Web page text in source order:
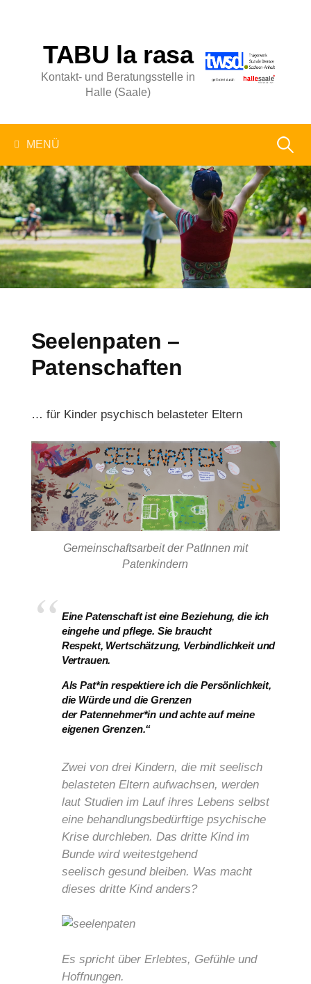
TABU la rasa
Kontakt- und Beratungsstelle in
Halle (Saale)
MENÜ Suchen
nach:
Seelenpaten –
Patenschaften
… für Kinder psychisch belasteter Eltern
Gemeinschaftsarbeit der PatInnen mit
Patenkindern
Eine Patenschaft ist eine Beziehung, die ich
eingehe und pflege. Sie braucht
Respekt, Wertschätzung, Verbindlichkeit und
Vertrauen.
Als Pat*in respektiere ich die Persönlichkeit,
die Würde und die Grenzen
derPatennehmer*in und achte auf meine
eigenen Grenzen.“
Zwei von drei Kindern, die mit seelisch
belasteten Eltern aufwachsen, werden
laut Studien im Lauf ihres Lebens selbst
eine behandlungsbedürftige psychische
Krise durchleben. Das dritte Kind im
Bunde wird weitestgehend
seelisch gesund bleiben. Was macht
dieses dritte Kind anders?
Es spricht über Erlebtes, Gefühle und
Hoffnungen.